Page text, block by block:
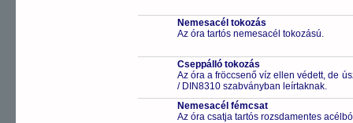
Nemesacél tokozás
Az óra tartós nemesacél tokozású.
Cseppálló tokozás
Az óra a fröccsenő víz ellen védett, de
/ DIN8310 szabványban leírtaknak.
Nemesacél fémcsat
Az óra csatja tartós rozsdamentes